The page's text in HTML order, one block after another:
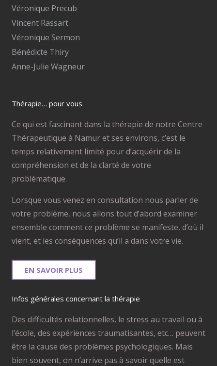
Véronique Precub
Vincent Rassart
Véronique Sermon
Bénédicte Thiry
Anne-Julie Wagneur
Thérapie… pour vous
Ce qui est fascinant dans la thérapie de notre Centre
Thérapeutique à Namur et ses environs, c’est le
temps relativement limité pour d’acquérir de la
compréhension et de la clarté de votre
problématique.
Lorsque vous venez en consultation nous parler de
votre problème, nous allons tout d’abord examiner
ensemble comment ce problème se manifeste, d’où il
vient, et les conséquences qu’il a dans votre vie.
EN SAVOIR PLUS
Infos générales concernant la thérapie
Des difficultés relationnelles, le stress au travail ou à
l’école, des expériences traumatisantes, etc… peuvent
être la cause des problèmes psychologiques. Mais
bien souvent, on n’arrive pas à savoir quelle est